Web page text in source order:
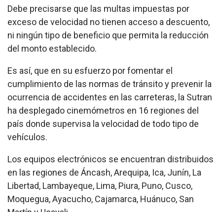
Debe precisarse que las multas impuestas por
exceso de velocidad no tienen acceso a descuento,
ni ningún tipo de beneficio que permita la reducción
del monto establecido.
Es así, que en su esfuerzo por fomentar el
cumplimiento de las normas de tránsito y prevenir la
ocurrencia de accidentes en las carreteras, la Sutran
ha desplegado cinemómetros en 16 regiones del
país donde supervisa la velocidad de todo tipo de
vehículos.
Los equipos electrónicos se encuentran distribuidos
en las regiones de Áncash, Arequipa, Ica, Junín, La
Libertad, Lambayeque, Lima, Piura, Puno, Cusco,
Moquegua, Ayacucho, Cajamarca, Huánuco, San